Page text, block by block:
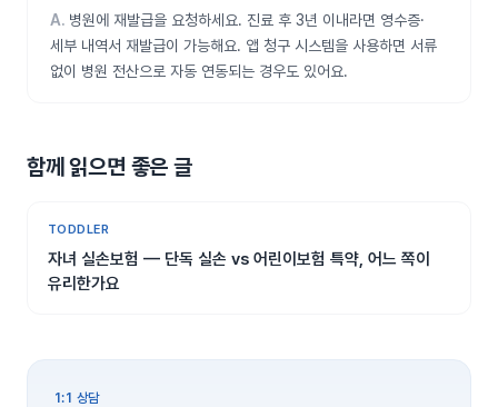
병원에 재발급을 요청하세요. 진료 후 3년 이내라면 영수증·
세부 내역서 재발급이 가능해요. 앱 청구 시스템을 사용하면 서류
없이 병원 전산으로 자동 연동되는 경우도 있어요.
함께 읽으면 좋은 글
TODDLER
자녀 실손보험 — 단독 실손 vs 어린이보험 특약, 어느 쪽이
유리한가요
1:1 상담